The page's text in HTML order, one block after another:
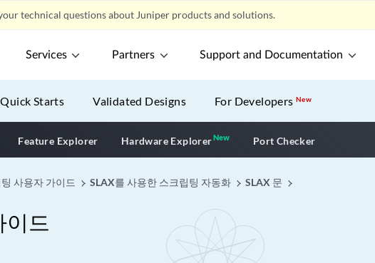
technical questions about Juniper products and solutions.
Services Partners Support and Documentation
Quick Starts Validated Designs For DevelopersNew
Feature Explorer Hardware ExplorerNewNew application
Port Checker
사용자 가이드 SLAX를 사용한 스크립팅 자동화 SLAX 문
드